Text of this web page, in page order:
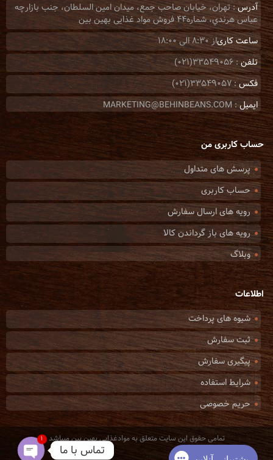
آدرس: تهران، خيابان صاحب جمع، ميدان امين السلطان، جنب بازارچه
عباس هرندي، شماره44 فروش مواد غذایی بهین بین
ساعت کاریاز 8:30 الی 18:00
تلفن : 33549056(021)
فکس: 33549057(021)
ایمیل: MARKETING@BEHINBEANS.COM
حساب کاربری من
پرسش های متداول
حساب کاربری
رویه های ارسال سفارش
رویه های باز گرداندن کالا
وبلاگ
اطلاعات
شیوه های پرداخت
ثبت سفارش
پیگیری سفارش
شرایط استفاده
حریم خصوصی
تمامی حقوق این سایت متعلق به موادغذایی بهین بین میباشد
تماس با ما
1